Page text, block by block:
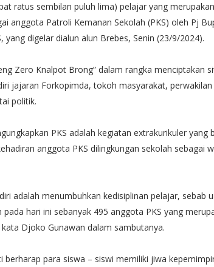
ratus sembilan puluh lima) pelajar yang
anggota Patroli Kemanan Sekolah (PKS) oleh Pj
yang digelar dialun alun Brebes, Senin (23/9/2024).
Zero Knalpot Brong” dalam rangka menciptakan
jajaran Forkopimda, tokoh masyarakat,
politik.
PKS adalah kegiatan extrakurikuler yang
anggota PKS dilingkungan sekolah sebagai
adalah menumbuhkan kedisiplinan pelajar, sebab
hari ini sebanyak 495 anggota PKS yang
Djoko Gunawan dalam sambutanya.
para siswa – siswi memiliki jiwa